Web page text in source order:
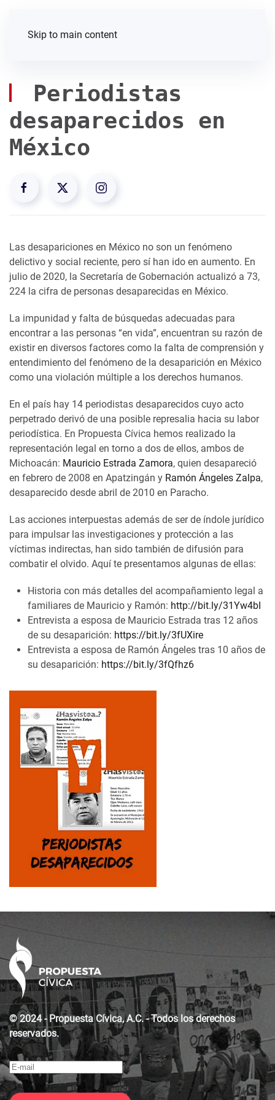
Skip to main content
Periodistas
desaparecidos en
México
Las desapariciones en México no son un fenómeno
delictivo y social reciente, pero sí han ido en aumento. En
julio de 2020, la Secretaría de Gobernación actualizó a 73,
224 la cifra de personas desaparecidas en México.
La impunidad y falta de búsquedas adecuadas para
encontrar a las personas “en vida”, encuentran su razón de
existir en diversos factores como la falta de comprensión y
entendimiento del fenómeno de la desaparición en México
como una violación múltiple a los derechos humanos.
En el país hay 14 periodistas desaparecidos cuyo acto
perpetrado derivó de una posible represalia hacia su labor
periodística. En Propuesta Cívica hemos realizado la
representación legal en torno a dos de ellos, ambos de
Michoacán: Mauricio Estrada Zamora, quien desapareció
en febrero de 2008 en Apatzingán y Ramón Ángeles Zalpa,
desaparecido desde abril de 2010 en Paracho.
Las acciones interpuestas además de ser de índole jurídico
para impulsar las investigaciones y protección a las
víctimas indirectas, han sido también de difusión para
combatir el olvido. Aquí te presentamos algunas de ellas:
Historia con más detalles del acompañamiento legal a
familiares de Mauricio y Ramón: http://bit.ly/31Yw4bI
Entrevista a esposa de Mauricio Estrada tras 12 años
de su desaparición: https://bit.ly/3fUXire
Entrevista a esposa de Ramón Ángeles tras 10 años de
su desaparición: https://bit.ly/3fQfhz6
© 2024 - Propuesta Cívica, A.C. - Todos los derechos
reservados.